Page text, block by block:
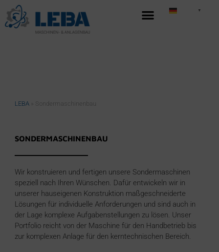
▼
LEBA Sondermaschinenbau
SONDERMASCHINENBAU
Wir konstruieren und fertigen unsere Sondermaschinen
speziell nach Ihren Wünschen. Dafür entwickeln wir in
unserer hauseigenen Konstruktion maßgeschneiderte
Lösungen für individuelle Anforderungen und sind auch in
der Lage komplexe Aufgabenstellungen zu lösen. Unser
Portfolio reicht von der Maschine für den Handbetrieb bis
zur komplexen Anlage für den kerntechnischen Bereich.